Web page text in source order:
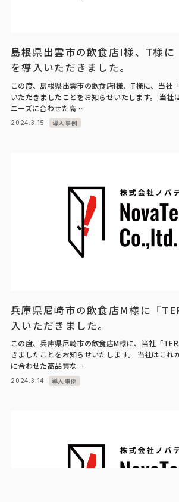
島根県出雲市の飲食店I様、T様に
を導入いただきました。
この度、島根県出雲市の飲食店I様、T様に、当社
いただきましたことをお知らせいたします。 当社
ニーズに合わせた高…
2024.3.15 導入事例
兵庫県尼崎市の飲食店M様に「
入いただきました。
この度、兵庫県尼崎市の飲食店M様に、当社「
きましたことをお知らせいたします。 当社はこれ
に合わせた高品質な…
2024.3.14 導入事例